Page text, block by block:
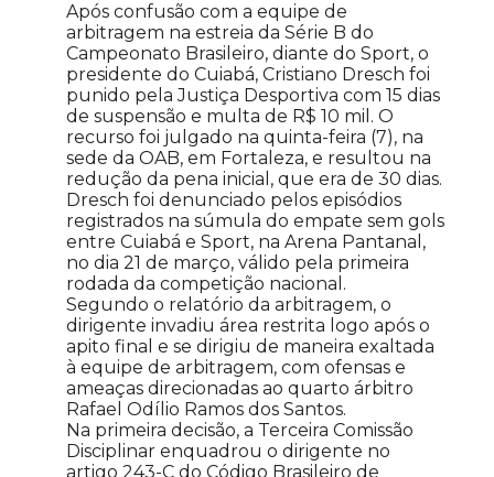
Após confusão com a equipe de
arbitragem na estreia da Série B do
Campeonato Brasileiro, diante do Sport, o
presidente do Cuiabá, Cristiano Dresch foi
punido pela Justiça Desportiva com 15 dias
de suspensão e multa de R$ 10 mil. O
recurso foi julgado na quinta-feira (7), na
sede da OAB, em Fortaleza, e resultou na
redução da pena inicial, que era de 30 dias.
Dresch foi denunciado pelos episódios
registrados na súmula do empate sem gols
entre Cuiabá e Sport, na Arena Pantanal,
no dia 21 de março, válido pela primeira
rodada da competição nacional.
Segundo o relatório da arbitragem, o
dirigente invadiu área restrita logo após o
apito final e se dirigiu de maneira exaltada
à equipe de arbitragem, com ofensas e
ameaças direcionadas ao quarto árbitro
Rafael Odílio Ramos dos Santos.
Na primeira decisão, a Terceira Comissão
Disciplinar enquadrou o dirigente no
artigo 243-C do Código Brasileiro de